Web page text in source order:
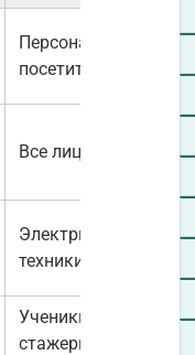
Персонал,
посетители
Все лица
Электрики,
техники
Ученики,
стажеры